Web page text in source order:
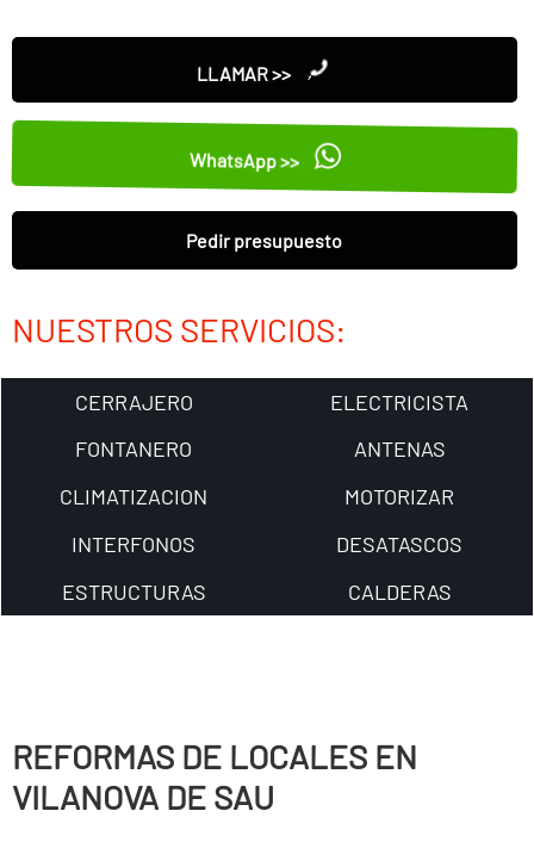
LLAMAR >>
WhatsApp >>
Pedir presupuesto
NUESTROS SERVICIOS:
CERRAJERO
ELECTRICISTA
FONTANERO
ANTENAS
CLIMATIZACION
MOTORIZAR
INTERFONOS
DESATASCOS
ESTRUCTURAS
CALDERAS
REFORMAS DE LOCALES EN
VILANOVA DE SAU